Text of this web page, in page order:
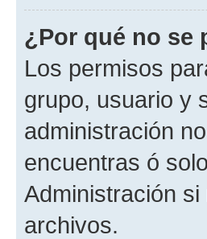
¿Por qué no se
Los permisos
grupo, usuario y
administración
encuentras ó
Administración
archivos.